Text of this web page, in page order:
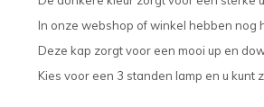
In onze webshop of winkel hebben nog
Deze kap zorgt voor een mooi up en
Kies voor een 3 standen lamp en u kunt